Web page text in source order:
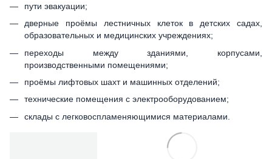
пути эвакуации;
дверные проёмы лестничных клеток в детских садах,
образовательных и медицинских учреждениях;
переходы между зданиями, корпусами,
производственными помещениями;
проёмы лифтовых шахт и машинных отделений;
технические помещения с электрооборудованием;
склады с легковоспламеняющимися материалами.